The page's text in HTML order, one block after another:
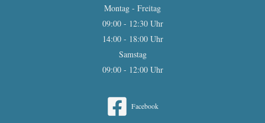
Montag - Freitag
09:00 - 12:30 Uhr
14:00 - 18:00 Uhr
Samstag
09:00 - 12:00 Uhr
Facebook